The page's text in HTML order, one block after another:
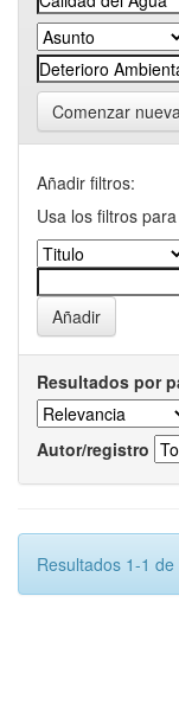
Comenzar
Añadir filtros:
Usa los filtros
Resultados por
Autor/registro
Resultados 1-1 de